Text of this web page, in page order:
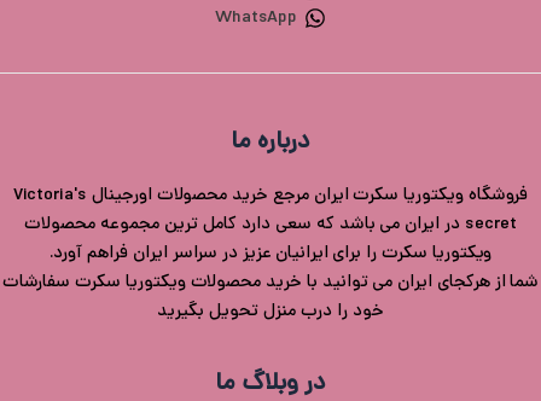
WhatsApp
درباره ما
فروشگاه ویکتوریا سکرت ایران مرجع خرید محصولات اورجینال Victoria's
secret در ایران می باشد که سعی دارد کامل ترین مجموعه محصولات
ویکتوریا سکرت را برای ایرانیان عزیز در سراسر ایران فراهم آورد.
شما از هرکجای ایران می توانید با خرید محصولات ویکتوریا سکرت سفارشات
خود را درب منزل تحویل بگیرید
در وبلاگ ما